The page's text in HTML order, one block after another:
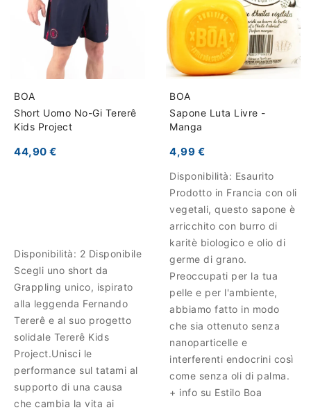
BOA
Short Uomo No-Gi Tererê
Kids Project
44,90 €
Disponibilità: 2 Disponibile
Scegli uno short da
Grappling unico, ispirato
alla leggenda Fernando
Tererê e al suo progetto
solidale Tererê Kids
Project.Unisci le
performance sul tatami al
supporto di una causa
che cambia la vita ai
BOA
Sapone Luta Livre -
Manga
4,99 €
Disponibilità: Esaurito
Prodotto in Francia con oli
vegetali, questo sapone è
arricchito con burro di
karitè biologico e olio di
germe di grano.
Preoccupati per la tua
pelle e per l'ambiente,
abbiamo fatto in modo
che sia ottenuto senza
nanoparticelle e
interferenti endocrini così
come senza oli di palma.
+ info su Estilo Boa